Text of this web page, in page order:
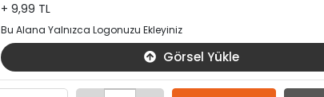
+ 9,99 TL
Bu Alana Yalnızca Logonuzu Ekleyiniz
Görsel Yükle